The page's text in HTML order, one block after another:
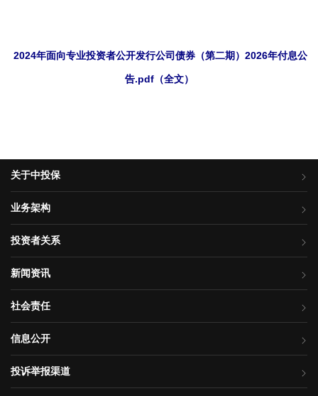
2024年面向专业投资者公开发行公司债券（第二期）2026年付息公
告.pdf（全文）
关于中投保
业务架构
投资者关系
新闻资讯
社会责任
信息公开
投诉举报渠道